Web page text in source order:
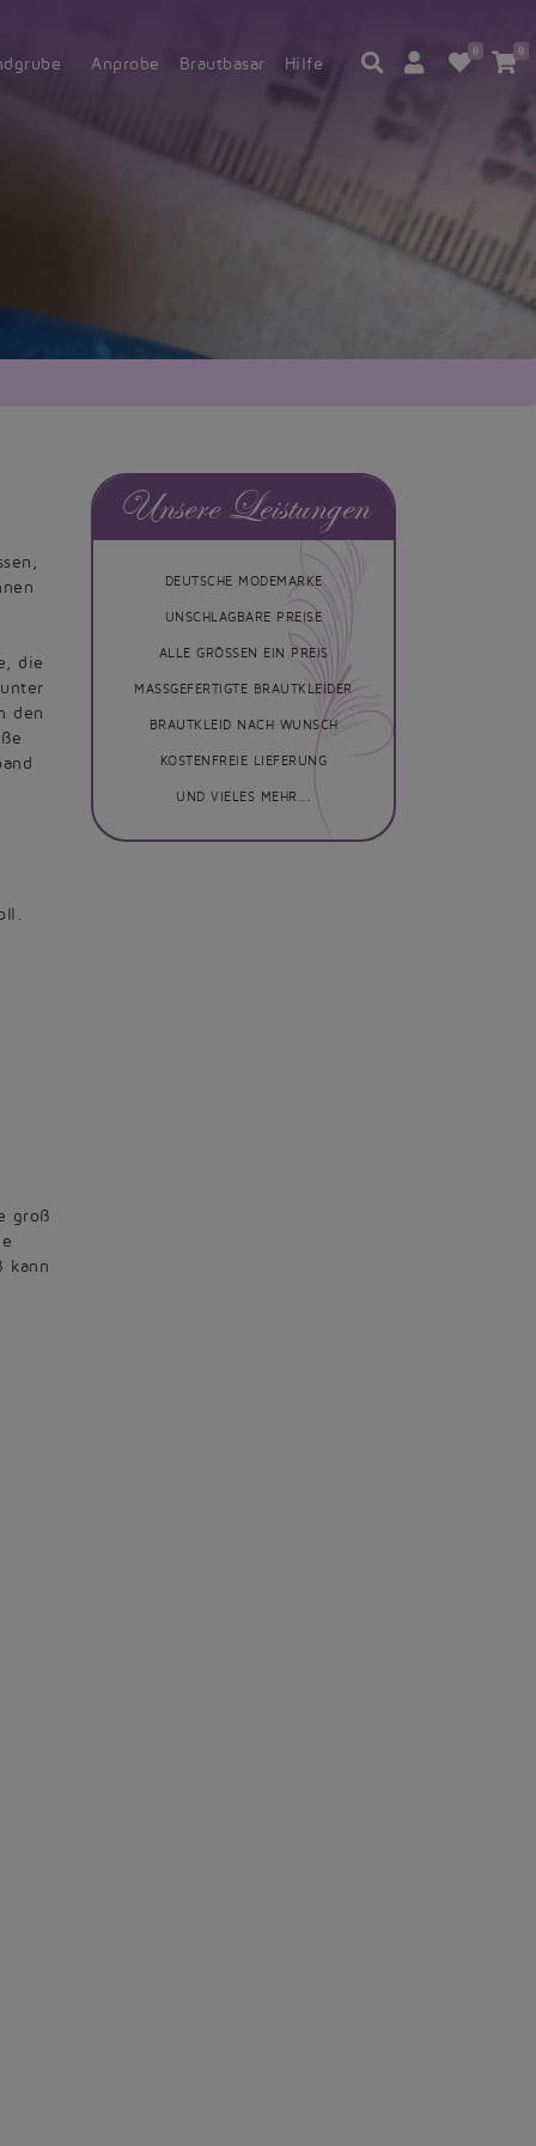
Anprobe Brautbasar Hilfe
0 0
die
den
groß
kann
Unsere Leistungen
DEUTSCHE MODEMARKE
UNSCHLAGBARE PREISE
ALLE GRÖSSEN EIN PREIS
MASSGEFERTIGTE BRAUTKLEIDER
BRAUTKLEID NACH WUNSCH
KOSTENFREIE LIEFERUNG
UND VIELES MEHR...